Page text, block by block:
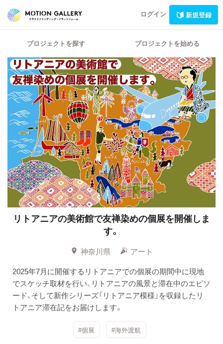
ログイン 新規登録
プロジェクトを探す プロジェクトを始める
リトアニアの美術館で友禅染めの個展を開催しま
す。
神奈川県
アート
2025年7月に開催するリトアニアでの個展の期間中に現地
でスケッチ取材を行い、リトアニアの風景と滞在中のエピソ
ード、そして新作シリーズ「リトアニア模様」を収録したリ
トアニア滞在記をお届けします。
#個展 #海外渡航